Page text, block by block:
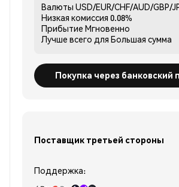
Валюты USD/EUR/CHF/AUD/GBP/
Низкая комиссия 0.08%
Прибытие Мгновенно
Лучше всего для Большая сумма
Покупка через банковский
Поставщик третьей стороны
Поддержка: